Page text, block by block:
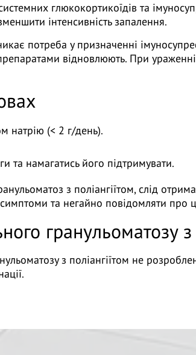
глюкокортикоїдів та
інтенсивність запалення.
потреба у призначенні
відновлюють. При
натрію (< 2 г/день).
та намагатись його підтримувати.
з поліангіїтом, слід
та негайно повідомляти про
гранульоматозу з
з поліангіїтом не